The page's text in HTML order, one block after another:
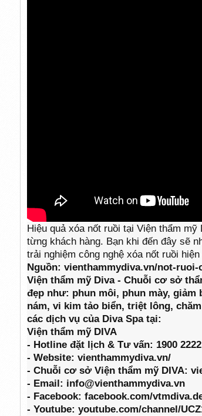
Hiệu quả xóa nốt ruồi tại Viện thẩm
từng khách hàng. Bạn khi đến đây sẽ
trải nghiệm công nghệ xóa nốt ruồi hiện
Nguồn: vienthammydiva.vn/not-ruoi-
Viện thẩm mỹ Diva - Chuỗi cơ sở
đẹp như: phun môi, phun mày,
nám, vi kim tảo biển, triệt lông,
các dịch vụ của Diva Spa tại:
Viện thẩm mỹ DIVA
- Hotline đặt lịch & Tư vấn: 1900 2222
- Website: vienthammydiva.vn/
- Chuỗi cơ sở Viện thẩm mỹ DIVA:
- Email: info@vienthammydiva.vn
- Facebook: facebook.com/
- Youtube: youtube.com/channel/